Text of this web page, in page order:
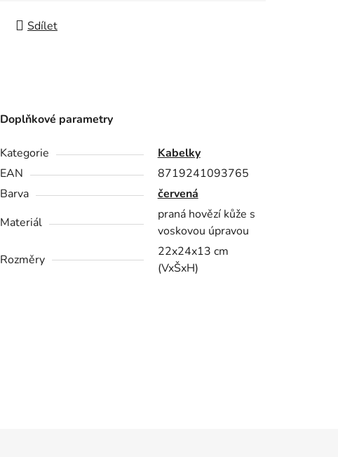
Sdílet
Doplňkové parametry
Kategorie
Kabelky
EAN
8719241093765
Barva
červená
Materiál
praná hovězí kůže s
voskovou úpravou
Rozměry
22x24x13 cm
(VxŠxH)